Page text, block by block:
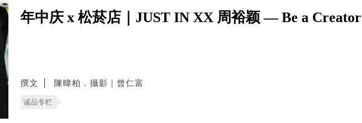
年中庆 x 松菸店｜JUST IN XX 周裕颖 — Be a Creator
撰文 陳暐柏．攝影｜曾仁富
诚品专栏